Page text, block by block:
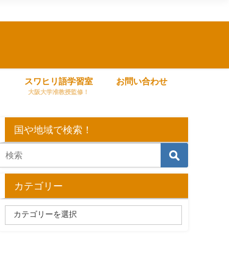
スワヒリ語学習室
大阪大学准教授監修！
お問い合わせ
国や地域で検索！
カテゴリー